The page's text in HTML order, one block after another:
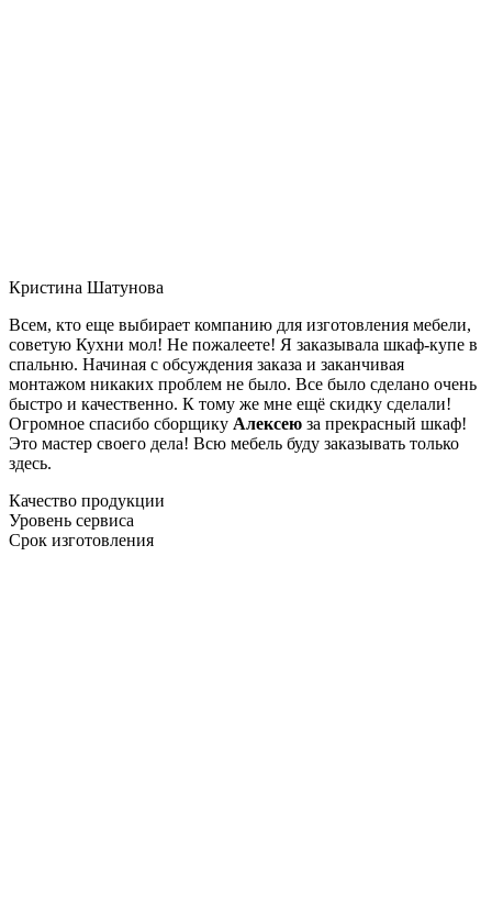
Кристина Шатунова
Всем, кто еще выбирает компанию для изготовления мебели,
советую Кухни мол! Не пожалеете! Я заказывала шкаф-купе в
спальню. Начиная с обсуждения заказа и заканчивая
монтажом никаких проблем не было. Все было сделано очень
быстро и качественно. К тому же мне ещё скидку сделали!
Огромное спасибо сборщику Алексею за прекрасный шкаф!
Это мастер своего дела! Всю мебель буду заказывать только
здесь.
Качество продукции
Уровень сервиса
Срок изготовления